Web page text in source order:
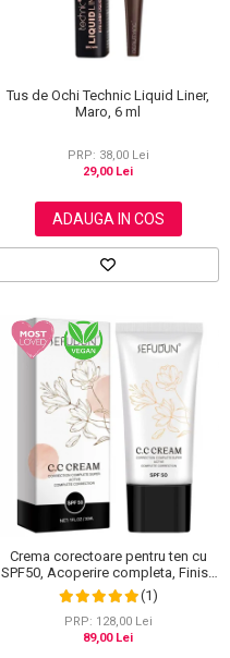
Tus de Ochi Technic Liquid Liner,
Maro, 6 ml
PRP: 38,00 Lei
29,00 Lei
ADAUGA IN COS
Crema corectoare pentru ten cu
SPF50, Acoperire completa, Finish
mat, Rezistenta, Anti Roseata, CC
Cream Sefudun, 30 ml
(1)
PRP: 128,00 Lei
89,00 Lei